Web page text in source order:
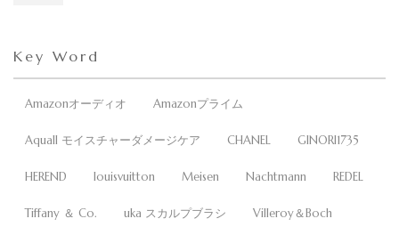
Key Word
Amazonオーディオ Amazonプライム
Aquall モイスチャーダメージケア CHANEL GINORI1735
HEREND louisvuitton Meisen Nachtmann REDEL
Tiffany ＆ Co. uka スカルプブラシ Villeroy＆Boch